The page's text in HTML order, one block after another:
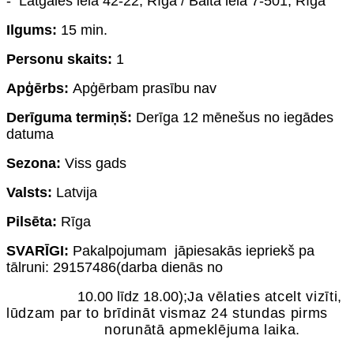
Ilgums: 15 min.
Personu skaits: 1
Apģērbs: Apģērbam prasību nav
Derīguma termiņš: Derīga 12 mēnešus no iegādes
datuma
Sezona: Viss gads
Valsts: Latvija
Pilsēta: Rīga
SVARĪGI: Pakalpojumam jāpiesakās iepriekš pa
tālruni: 29157486(darba dienās no
10.00 līdz 18.00);Ja vēlaties atcelt vizīti,
lūdzam par to brīdināt vismaz 24 stundas pirms
norunātā apmeklējuma laika.